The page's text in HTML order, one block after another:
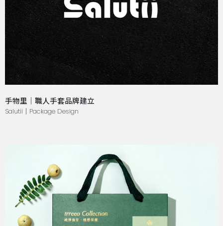
手物里｜職人手套品牌建立
Salutii｜Package Design